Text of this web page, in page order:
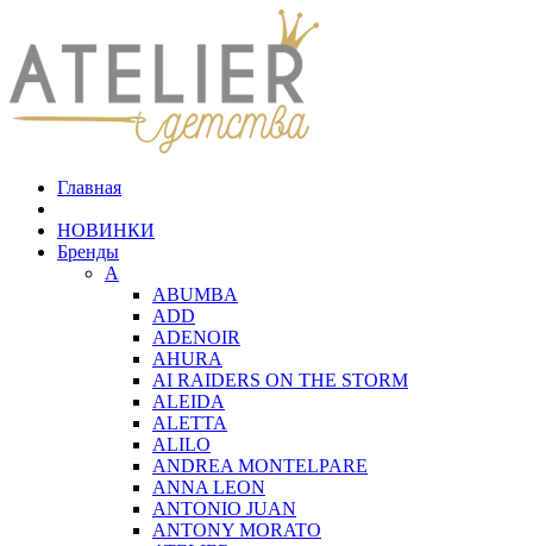
Главная
НОВИНКИ
Бренды
A
ABUMBA
ADD
ADENOIR
AHURA
AI RAIDERS ON THE STORM
ALEIDA
ALETTA
ALILO
ANDREA MONTELPARE
ANNA LEON
ANTONIO JUAN
ANTONY MORATO